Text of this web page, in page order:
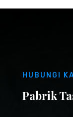
HUBUNGI
Pabrik